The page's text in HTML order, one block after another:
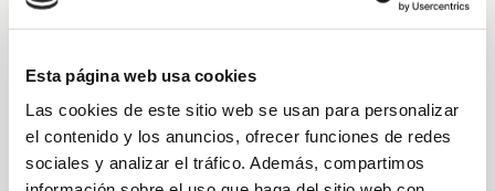
Esta página web usa cookies
Las cookies de este sitio web se usan para personalizar
el contenido y los anuncios, ofrecer funciones de redes
sociales y analizar el tráfico. Además, compartimos
Rafal Rubi, une pierre